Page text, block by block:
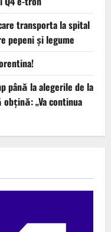
transporta la spital
pepeni și legume
până la alegerile de la
„Va continua